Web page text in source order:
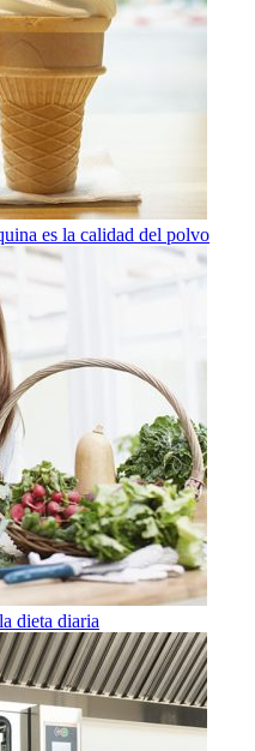
es la calidad del polvo
dieta diaria